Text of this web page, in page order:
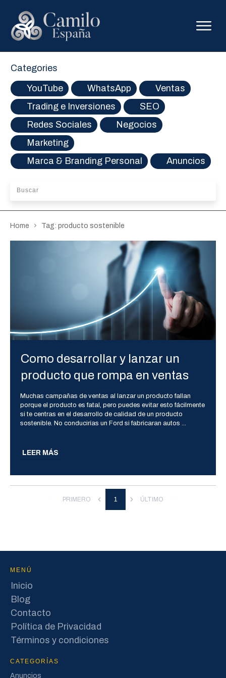
Categories
YouTube
WhatsApp
Ventas
Trading e Inversiones
SEO
Redes Sociales
Negocios
Marketing
Marca & Branding Personal
Anuncios
Home Tag: producto sostenible
Como desarrollar y lanzar un
producto que rompa en ventas
Muchas campañas de ventas al lanzar un producto fallan
porque el producto es fatal, pero puedes evitar esto fácilmente
si te centras en el desarrollo de calidad de un producto
sostenible. No conducirías un Ford si fabricaran autos ...
LEER MÁS
PRIMERO 1 ÚLTIMO
MENÚ
Inicio
Blog
Contacto
Política de Privacidad
Términos y condiciones
CATEGORÍAS
Anuncios